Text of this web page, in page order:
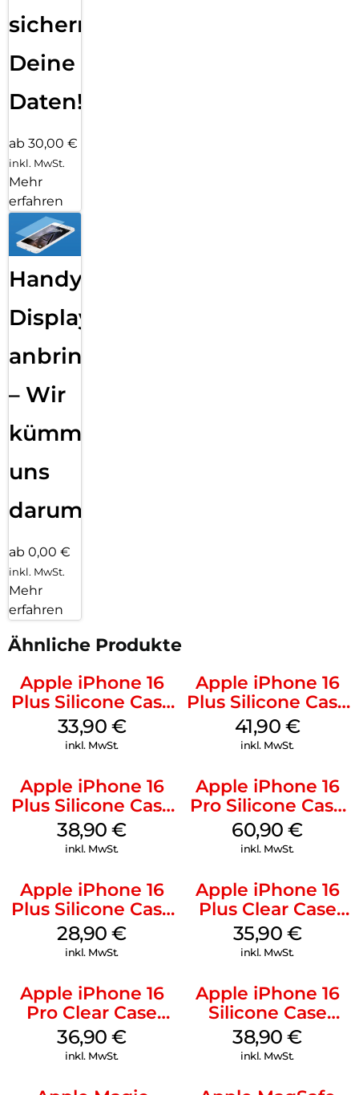
sichern
Deine
Daten!
ab 30,00 €
inkl. MwSt.
Mehr
erfahren
Handy
Displayfolie
anbringen
– Wir
kümmern
uns
darum!
ab 0,00 €
inkl. MwSt.
Mehr
erfahren
Ähnliche Produkte
Apple iPhone 16
Plus Silicone Case
MagSafe Lake
Green
33,90 €
inkl. MwSt.
Apple iPhone 16
Plus Silicone Case
MagSafe Stone
Gray
41,90 €
inkl. MwSt.
Apple iPhone 16
Plus Silicone Case
MagSafe Denim
38,90€
inkl. MwSt.
Apple iPhone 16
Pro Silicone Case
MagSafe Stone
Gray
60,90€
inkl. MwSt.
Apple iPhone 16
Plus Silicone Case
MagSafe Black
28,90€
inkl. MwSt.
Apple iPhone 16
Plus Clear Case
MagSafe
Transparent
35,90 €
inkl. MwSt.
Apple iPhone 16
Pro Clear Case
MagSafe
Transparent
36,90€
inkl. MwSt.
Apple iPhone 16
Silicone Case
MagSafe
Ultramarine
38,90€
inkl. MwSt.